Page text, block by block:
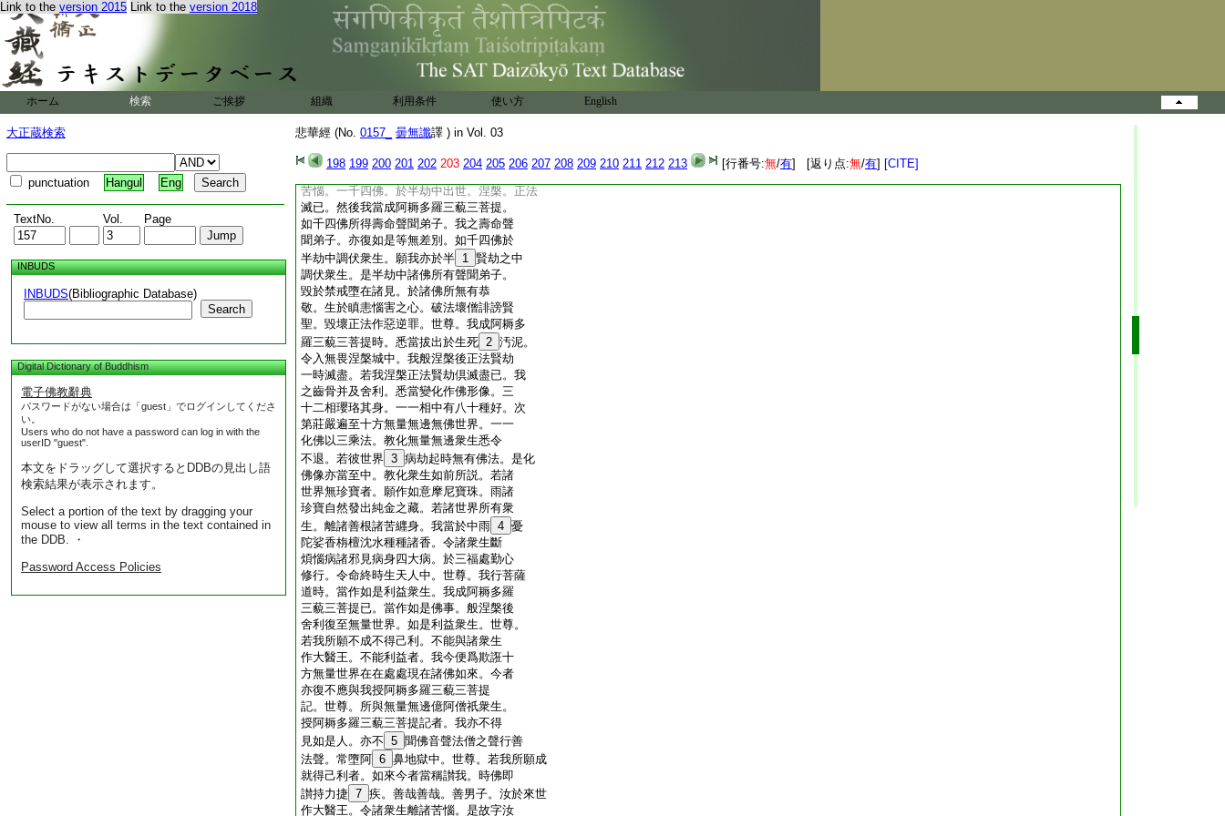
Link to the version 2015 Link to the version 2018
ホーム 検索 ご挨拶 組織 利用条件 使い方 English
大正蔵検索
punctuation Hangul Eng
TextNo. Vol. Page
INBUDS
INBUDS(Bibliographic Database)
Search
Digital Dictionary of Buddhism
電子佛教辭典
パスワードがない場合は「guest」でログインしてくださ
い。
Users who do not have a password can log in with the
userID "guest".
本文をドラッグして選択するとDDBの見出し語
検索結果が表示されます。
Select a portion of the text by dragging your
mouse to view all terms in the text contained in
the DDB. ・
Password Access Policies
悲華經 (No. 0157_ 曇無讖譯 ) in Vol. 03
198 199 200 201 202 203 204 205 206 207 208 209 210 211 212 213 [行番号:無/有] [返り点:無/有] [CITE]
劫時。我當教化一切衆生。持不殺戒乃至
正見。於十惡中拔出衆生。安止令住十善
道中。滅諸盲冥開示善法。我當滅此劫濁
命濁衆生濁煩惱濁見濁。令無有餘於飢
饉劫。我當勸化一切衆生。安止住於檀波
羅蜜乃至般若波羅蜜。亦如是我勸衆生
住六波羅蜜時。衆生所有一切飢餓。黒
17
穢濁怨賊鬪諍。及諸煩惱悉令寂靜。於疾疫
劫。我當教化一切衆生。悉令住於六和法
中。亦令安止住四攝法。衆生所有疾疫黒
苦惱。一千四佛。於半劫中出世。涅槃。正法
滅已。然後我當成阿耨多羅三藐三菩提。
如千四佛所得壽命聲聞弟子。我之壽命聲
聞弟子。亦復如是等無差別。如千四佛於
半劫中調伏衆生。願我亦於半 1 賢劫之中
調伏衆生。是半劫中諸佛所有聲聞弟子。
毀於禁戒墮在諸見。於諸佛所無有恭
敬。生於瞋恚惱害之心。破法壞僧誹謗賢
聖。毀壞正法作惡逆罪。世尊。我成阿耨多
羅三藐三菩提時。悉當拔出於生死 2 汚泥。
令入無畏涅槃城中。我般涅槃後正法賢劫
一時滅盡。若我涅槃正法賢劫倶滅盡已。我
之齒骨并及舍利。悉當變化作佛形像。三
十二相瓔珞其身。一一相中有八十種好。次
第莊嚴遍至十方無量無邊無佛世界。一一
化佛以三乘法。教化無量無邊衆生悉令
不退。若彼世界 3 病劫起時無有佛法。是化
佛像亦當至中。教化衆生如前所説。若諸
世界無珍寶者。願作如意摩尼寶珠。雨諸
珍寶自然發出純金之藏。若諸世界所有衆
生。離諸善根諸苦纒身。我當於中雨 4 憂
陀娑香栴檀沈水種種諸香。令諸衆生斷
煩惱病諸邪見病身四大病。於三福處勤心
修行。令命終時生天人中。世尊。我行菩薩
道時。當作如是利益衆生。我成阿耨多羅
三藐三菩提已。當作如是佛事。般涅槃後
舍利復至無量世界。如是利益衆生。世尊。
若我所願不成不得己利。不能與諸衆生
作大醫王。不能利益者。我今便爲欺誑十
方無量世界在在處處現在諸佛如來。今者
亦復不應與我授阿耨多羅三藐三菩提
記。世尊。所與無量無邊億阿僧祇衆生。
授阿耨多羅三藐三菩提記者。我亦不得
見如是人。亦不 5 聞佛音聲法僧之聲行善
法聲。常墮阿 6 鼻地獄中。世尊。若我所願成
就得己利者。如來今者當稱讃我。時佛即
讃持力捷 7 疾。善哉善哉。善男子。汝於來世
作大醫王。令諸衆生離諸苦惱。是故字汝